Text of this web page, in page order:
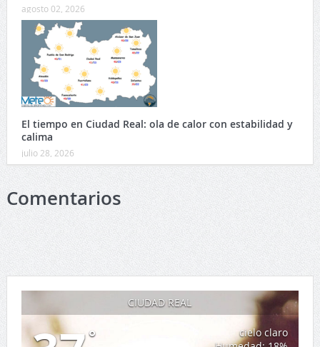
agosto 02, 2026
El tiempo en Ciudad Real: ola de calor con estabilidad y
calima
julio 28, 2026
Comentarios
CIUDAD REAL
°
cielo claro